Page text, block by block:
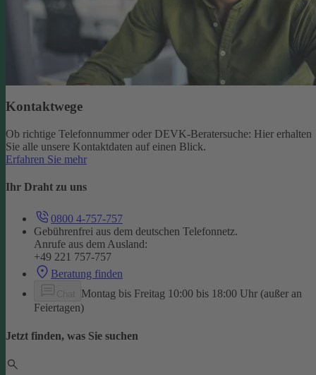
Kontaktwege
Ob richtige Telefonnummer oder DEVK-Beratersuche: Hier erhalten
Sie alle unsere Kontaktdaten auf einen Blick.
Erfahren Sie mehr
Ihr Draht zu uns
0800 4-757-757
Gebührenfrei aus dem deutschen Telefonnetz.
Anrufe aus dem Ausland:
+49 221 757-757
Beratung finden
Montag bis Freitag 10:00 bis 18:00 Uhr (außer an
Feiertagen)
Jetzt finden, was Sie suchen